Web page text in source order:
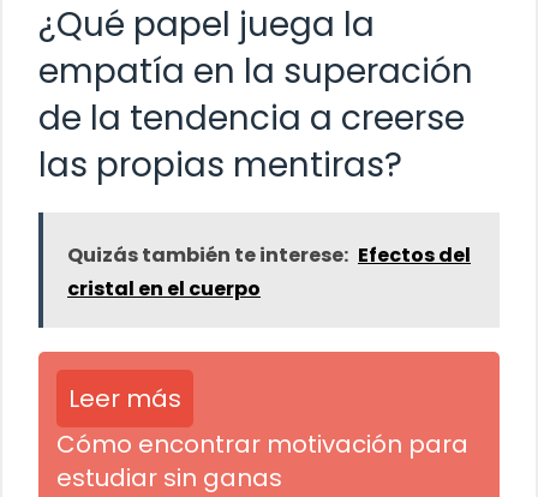
¿Qué papel juega la
empatía en la superación
de la tendencia a creerse
las propias mentiras?
Quizás también te interese: Efectos del
cristal en el cuerpo
Leer más
Cómo encontrar motivación para
estudiar sin ganas